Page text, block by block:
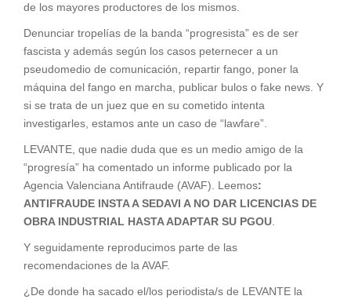
de los mayores productores de los mismos.
Denunciar tropelías de la banda “progresista” es de ser
fascista y además según los casos peternecer a un
pseudomedio de comunicación, repartir fango, poner la
máquina del fango en marcha, publicar bulos o fake news. Y
si se trata de un juez que en su cometido intenta
investigarles, estamos ante un caso de “lawfare”.
LEVANTE, que nadie duda que es un medio amigo de la
“progresía” ha comentado un informe publicado por la
Agencia Valenciana Antifraude (AVAF). Leemos:
ANTIFRAUDE INSTA A SEDAVI A NO DAR LICENCIAS DE
OBRA INDUSTRIAL HASTA ADAPTAR SU PGOU.
Y seguidamente reproducimos parte de las
recomendaciones de la AVAF.
¿De donde ha sacado el/los periodista/s de LEVANTE la